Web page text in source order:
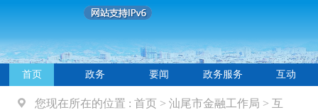
首页 政务 要闻 政务服务 互动
您现在所在的位置 : 首页 > 汕尾市金融工作局 > 互